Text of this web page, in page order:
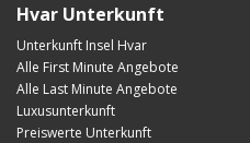
Hvar Unterkunft
Unterkunft Insel Hvar
Alle First Minute Angebote
Alle Last Minute Angebote
Luxusunterkunft
Preiswerte Unterkunft